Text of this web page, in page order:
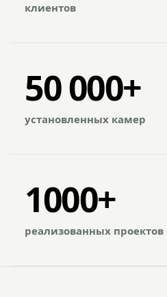
клиентов
50 000+
установленных камер
1000+
реализованных проектов